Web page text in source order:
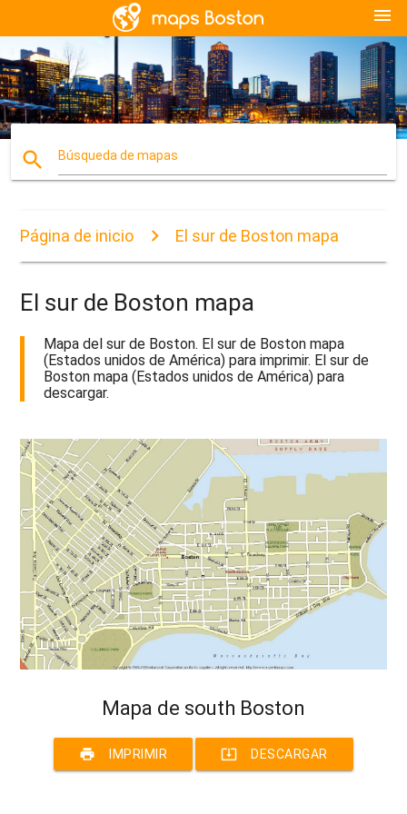
menu
search Búsqueda de mapas
Página de inicio El sur de Boston mapa
El sur de Boston mapa
Mapa del sur de Boston. El sur de Boston mapa
(Estados unidos de América) para imprimir. El sur de
Boston mapa (Estados unidos de América) para
descargar.
Mapa de south Boston
print IMPRIMIR system_update_alt DESCARGAR